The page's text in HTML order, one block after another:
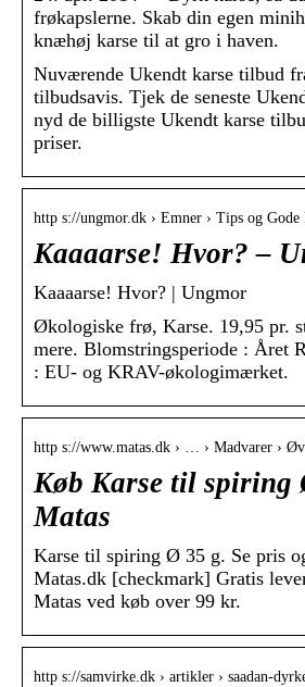
frøkapslerne. Skab din egen
knæhøj karse til at gro i haven.
Nuværende Ukendt karse tilbud
tilbudsavis. Tjek de seneste
nyd de billigste Ukendt karse
priser.
http s://ungmor.dk › Emner › Tips og Gode
Kaaaarse! Hvor? –
Kaaaarse! Hvor? | Ungmor
Økologiske frø, Karse. 19,95 pr.
mere. Blomstringsperiode : Året
: EU- og KRAV-økologimærket.
http s://www.matas.dk › … › Madvarer ›
Køb Karse til spiring
Matas
Karse til spiring Ø 35 g. Se pris
Matas.dk [checkmark] Gratis
Matas ved køb over 99 kr.
http s://samvirke.dk › artikler › saadan-